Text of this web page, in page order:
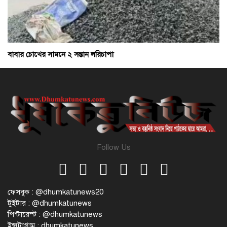
বাবার চোখের সামনে ২ সন্তান লরিচাপা
Follow Us
ফেসবুক : @dhumkatunews20
টুইটার : @dhumkatunews
পিন্টারেস্ট : @dhumkatunews